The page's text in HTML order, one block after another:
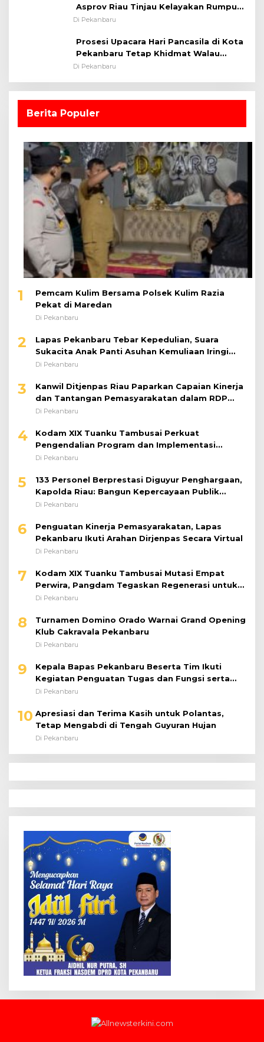
Asprov Riau Tinjau Kelayakan Rumput
Lapangan Sepakbola
Di Pekanbaru
Prosesi Upacara Hari Pancasila di Kota
Pekanbaru Tetap Khidmat Walau
Dalam Ruangan
Di Pekanbaru
Berita Populer
1
Pemcam Kulim Bersama Polsek Kulim Razia
Pekat di Maredan
Di Pekanbaru
2
Lapas Pekanbaru Tebar Kepedulian, Suara
Sukacita Anak Panti Asuhan Kemuliaan Iringi
Bantuan Sosial
Di Pekanbaru
3
Kanwil Ditjenpas Riau Paparkan Capaian Kinerja
dan Tantangan Pemasyarakatan dalam RDP
Bersama Komisi XIII DPR RI
Di Pekanbaru
4
Kodam XIX Tuanku Tambusai Perkuat
Pengendalian Program dan Implementasi
Doktrin TNI AD
Di Pekanbaru
5
133 Personel Berprestasi Diguyur Penghargaan,
Kapolda Riau: Bangun Kepercayaan Publik
dengan Karya Nyata
Di Pekanbaru
6
Penguatan Kinerja Pemasyarakatan, Lapas
Pekanbaru Ikuti Arahan Dirjenpas Secara Virtual
Di Pekanbaru
7
Kodam XIX Tuanku Tambusai Mutasi Empat
Perwira, Pangdam Tegaskan Regenerasi untuk
Perkuat Kinerja Satuan
Di Pekanbaru
8
Turnamen Domino Orado Warnai Grand Opening
Klub Cakravala Pekanbaru
Di Pekanbaru
9
Kepala Bapas Pekanbaru Beserta Tim Ikuti
Kegiatan Penguatan Tugas dan Fungsi serta
Paparan Penempatan WBP ke Lapas Terbuka
Di Pekanbaru
10 Apresiasi dan Terima Kasih untuk Polantas,
Tetap Mengabdi di Tengah Guyuran Hujan
Di Pekanbaru